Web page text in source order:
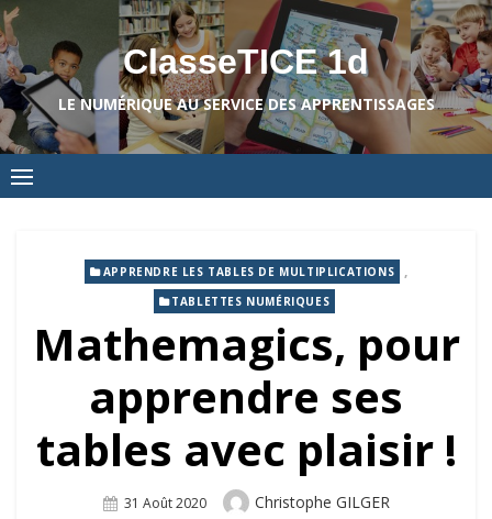
Skip
to
content
ClasseTICE 1d
LE NUMÉRIQUE AU SERVICE DES APPRENTISSAGES
APPRENDRE LES TABLES DE MULTIPLICATIONS ,
TABLETTES NUMÉRIQUES
Mathemagics, pour
apprendre ses
tables avec plaisir !
Posted
31 Août 2020 Author
Christophe GILGER